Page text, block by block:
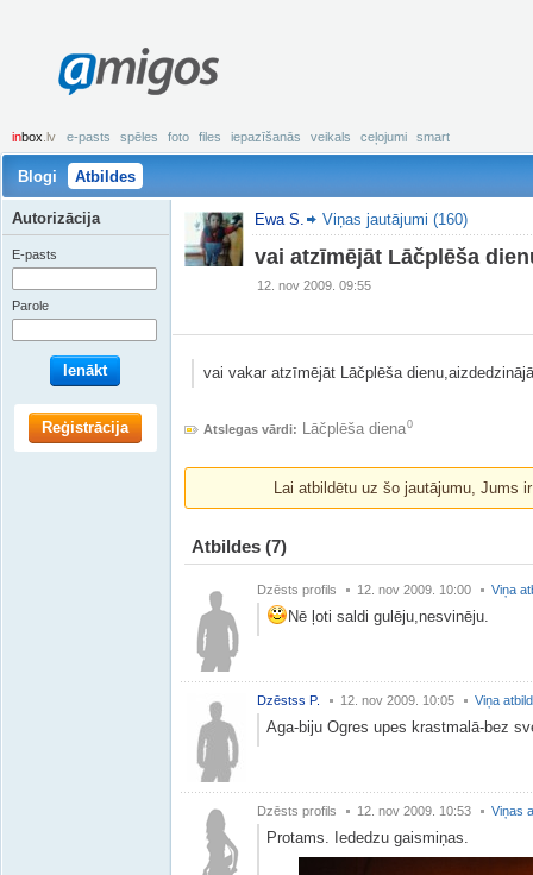
amigos
inbox .lv e-pasts spēles foto files iepazīšanās veikals ceļojumi smart
Blogi Atbildes
Ewa S. Viņas jautājumi (160)
vai atzīmējāt Lāčplēša
12. nov 2009. 09:55
vai vakar atzīmējāt Lāčplēša
Atslegas vārdi: Lāčplēša diena0
Lai atbildētu uz šo jautājumu, Jums
Atbildes (7)
Dzēsts profils 12. nov 2009. 10:00 Viņa
Nē ļoti saldi gulēju,nesvinēju.
Dzēstss P. 12. nov 2009. 10:05 Viņa
Aga-biju Ogres upes krastmalā-bez
Dzēsts profils 12. nov 2009. 10:53 Viņas
Protams. Iededzu gaismiņas.
Autorizācija
E-pasts
Parole
Ienākt
Reģistrācija